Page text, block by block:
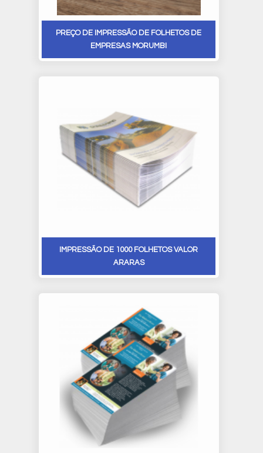
PREÇO DE IMPRESSÃO DE FOLHETOS DE
EMPRESAS MORUMBI
IMPRESSÃO DE 1000 FOLHETOS VALOR
ARARAS